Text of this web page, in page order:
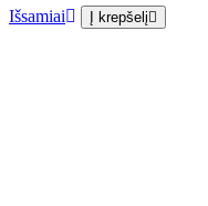
Išsamiai Į krepšelį